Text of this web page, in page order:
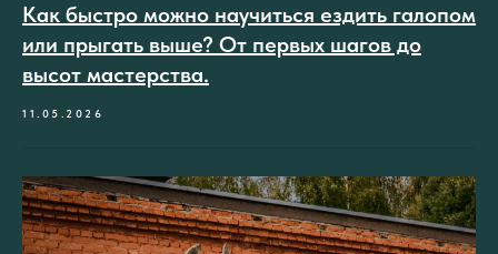
Как быстро можно научиться ездить галопом
или прыгать выше? От первых шагов до
высот мастерства.
11.05.2026